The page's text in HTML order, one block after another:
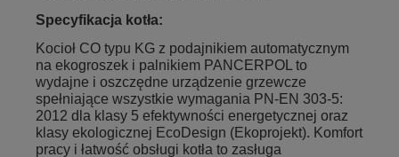
Specyfikacja kotła:
Kocioł CO typu KG z podajnikiem automatycznym
na ekogroszek i palnikiem PANCERPOL to
wydajne i oszczędne urządzenie grzewcze
spełniające wszystkie wymagania PN-EN 303-5:
2012 dla klasy 5 efektywności energetycznej oraz
klasy ekologicznej EcoDesign (Ekoprojekt). Komfort
pracy i łatwość obsługi kotła to zasługa